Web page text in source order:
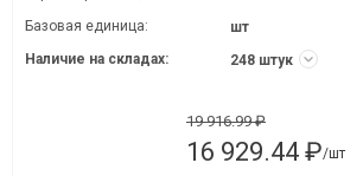
Базовая единица:
шт
Наличие на складах:
248 штук
19 916.99 ₽
16 929.44 ₽/шт